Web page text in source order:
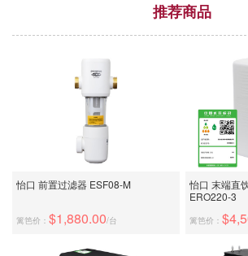
推荐商品
怡口 前置过滤器 ESF08-M
篱笆价： $1,880.00/台
怡口 末端直
ERO220-3
篱笆价：